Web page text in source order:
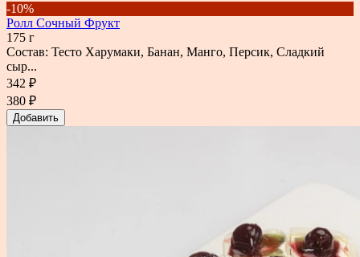
-10%
Ролл Сочный Фрукт
175 г
Состав: Тесто Харумаки, Банан, Манго, Персик, Сладкий
сыр...
342 ₽
380 ₽
Добавить